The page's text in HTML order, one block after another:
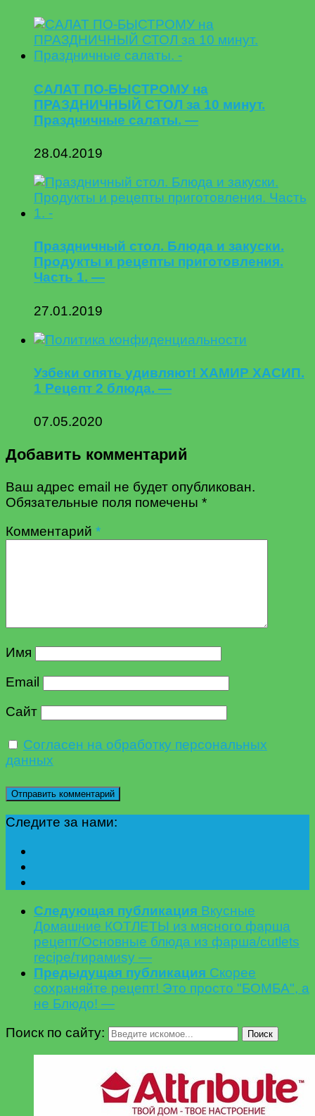
САЛАТ ПО-БЫСТРОМУ на
ПРАЗДНИЧНЫЙ СТОЛ за 10 минут.
Праздничные салаты. —
28.04.2019
Праздничный стол. Блюда и закуски.
Продукты и рецепты приготовления.
Часть 1. —
27.01.2019
Узбеки опять удивляют! ХАМИР ХАСИП.
1 Рецепт 2 блюда. —
07.05.2020
Добавить комментарий
Ваш адрес email не будет опубликован.
Обязательные поля помечены *
Комментарий *
Имя
Email
Сайт
Согласен на обработку персональных
данных
Следите за нами:
Следующая публикация Вкусные
Домашние КОТЛЕТЫ из мясного фарша
рецепт/Основные блюда из фарша/cutlets
recipe/тирамиsу —
Предыдущая публикация Скорее
сохраняйте рецепт! Это просто "БОМБА", а
не Блюдо! —
Поиск по сайту:
Поиск